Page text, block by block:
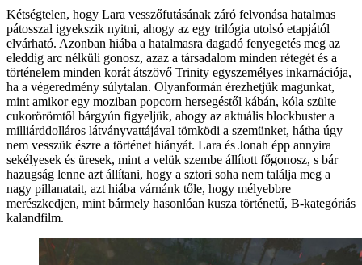
Kétségtelen, hogy Lara vesszőfutásának záró felvonása hatalmas
pátosszal igyekszik nyitni, ahogy az egy trilógia utolsó etapjától
elvárható. Azonban hiába a hatalmasra dagadó fenyegetés meg az
eleddig arc nélküli gonosz, azaz a társadalom minden rétegét és a
történelem minden korát átszövő Trinity egyszemélyes inkarnációja,
ha a végeredmény súlytalan. Olyanformán érezhetjük magunkat,
mint amikor egy moziban popcorn hersegéstől kábán, kóla szülte
cukorörömtől bárgyún figyeljük, ahogy az aktuális blockbuster a
milliárddolláros látványvattájával tömködi a szemünket, hátha úgy
nem vesszük észre a történet hiányát. Lara és Jonah épp annyira
sekélyesek és üresek, mint a velük szembe állított főgonosz, s bár
hazugság lenne azt állítani, hogy a sztori soha nem találja meg a
nagy pillanatait, azt hiába várnánk tőle, hogy mélyebbre
merészkedjen, mint bármely hasonlóan kusza történetű, B-kategóriás
kalandfilm.